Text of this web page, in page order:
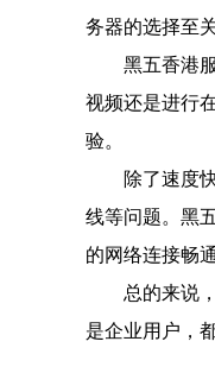
务器的选择至
黑五香港
视频还是进行
验。
除了速度
线等问题。黑
的网络连接畅
总的来说
是企业用户，